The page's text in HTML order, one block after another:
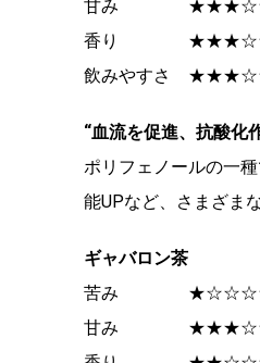
甘み
香り
飲みやすさ
“血流を促進、抗酸化
ポリフェノールの一
能UPなど、さまざま
ギャバロン茶
苦み
甘み